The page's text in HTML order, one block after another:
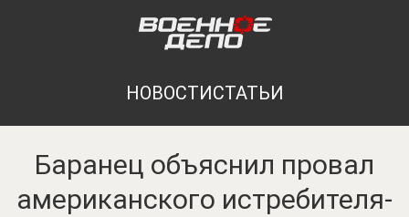
НОВОСТИСТАТЬИ
Баранец объяснил провал
американского истребителя-